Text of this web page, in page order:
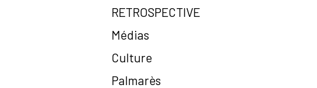
RETROSPECTIVE
Médias
Culture
Palmarès